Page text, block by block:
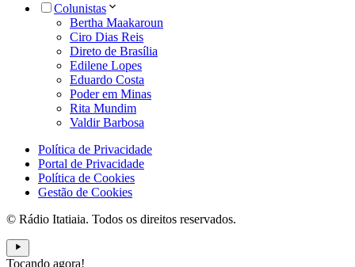
Colunistas
Bertha Maakaroun
Ciro Dias Reis
Direto de Brasília
Edilene Lopes
Eduardo Costa
Poder em Minas
Rita Mundim
Valdir Barbosa
Política de Privacidade
Portal de Privacidade
Política de Cookies
Gestão de Cookies
© Rádio Itatiaia. Todos os direitos reservados.
Tocando agora!